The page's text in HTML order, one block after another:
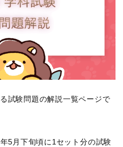
試験問題の解説一覧ページで
5月下旬頃に1セット分の試験